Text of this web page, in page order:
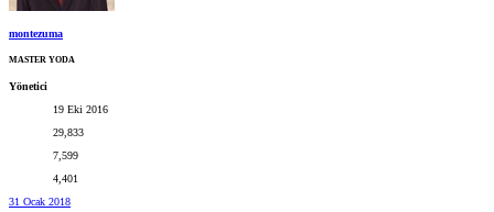
montezuma
MASTER YODA
Yönetici
19 Eki 2016
29,833
7,599
4,401
31 Ocak 2018